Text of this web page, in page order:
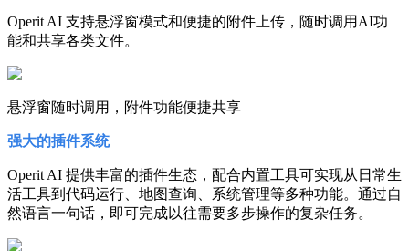
Operit AI 支持悬浮窗模式和便捷的附件上传，随时调用AI功
能和共享各类文件。
悬浮窗随时调用，附件功能便捷共享
强大的插件系统
Operit AI 提供丰富的插件生态，配合内置工具可实现从日常生
活工具到代码运行、地图查询、系统管理等多种功能。通过自
然语言一句话，即可完成以往需要多步操作的复杂任务。